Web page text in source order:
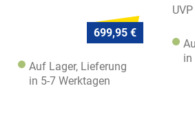
699,95 €
Auf Lager, Lieferung
in 5-7 Werktagen
in